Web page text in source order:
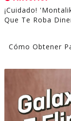
¡Cuidado!
Que Te Roba
Cómo Obtener